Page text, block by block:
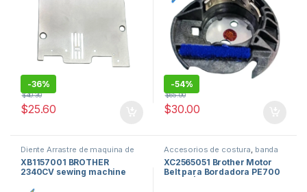
-36%
$40.30
$25.60
-54%
$65.00
$30.00
Diente Arrastre de maquina de
repuestos de maquinas
de coser
XB1157001 BROTHER
2340CV sewing machine
Accesorios de costura banda
para motor de maquina de
coser,Bordadoras y Accesorios
venta en usa,repuestos de
maquinas de coser
XC2565051 Brother Motor
Belt para Bordadora PE700